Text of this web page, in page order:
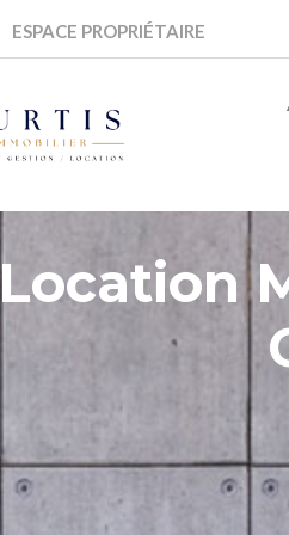
ESPACE PROPRIÉTAIRE
Location